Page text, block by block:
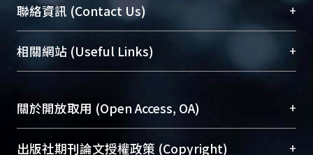
臺大位居世界頂尖大學之列，為永久珍藏及向國際
展現本校豐碩的研究成果及學術能量，圖書館整合
機構典藏（NTUR）與學術庫（AH）不同功能平
台，成為臺大學術典藏NTU scholars。期能整合研
究能量、促進交流合作、保存學術產出、推廣研究
成果。
To permanently archive and promote researcher
profiles and scholarly works, Library integrates the
聯絡資訊 (Contact Us) +
總館學科館員(Main Library)
醫學圖書館學科館員(Medical Library)
Sciences Library)
相關網站 (Useful Links) +
關於開放取用 (Open Access, OA) +
開放取用是從使用者角度提升資訊取用性的社會運
出版社期刊論文授權政策 (Copyright) +